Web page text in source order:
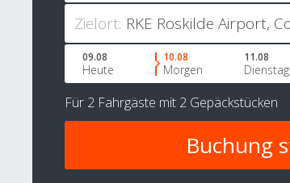
Zielort:
09.08
Heute
10.08
Morgen
11.08
Dienstag
Für 2 Fahrgäste mit 2 Gepäckstücken